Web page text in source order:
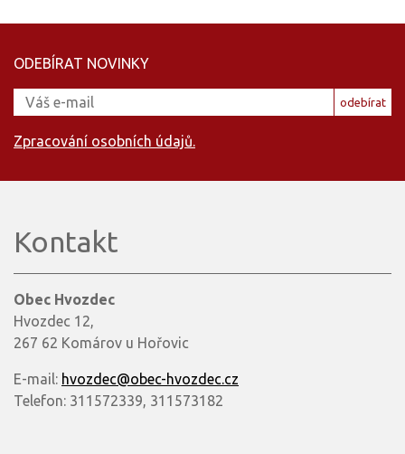
ODEBÍRAT NOVINKY
odebírat
Zpracování osobních údajů.
Kontakt
Obec Hvozdec
Hvozdec 12,
267 62 Komárov u Hořovic
E-mail: hvozdec@obec-hvozdec.cz
Telefon: 311572339, 311573182